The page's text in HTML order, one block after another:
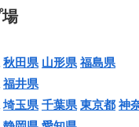
秋田県 山形県 福島県
福井県
埼玉県 千葉県 東京都 神